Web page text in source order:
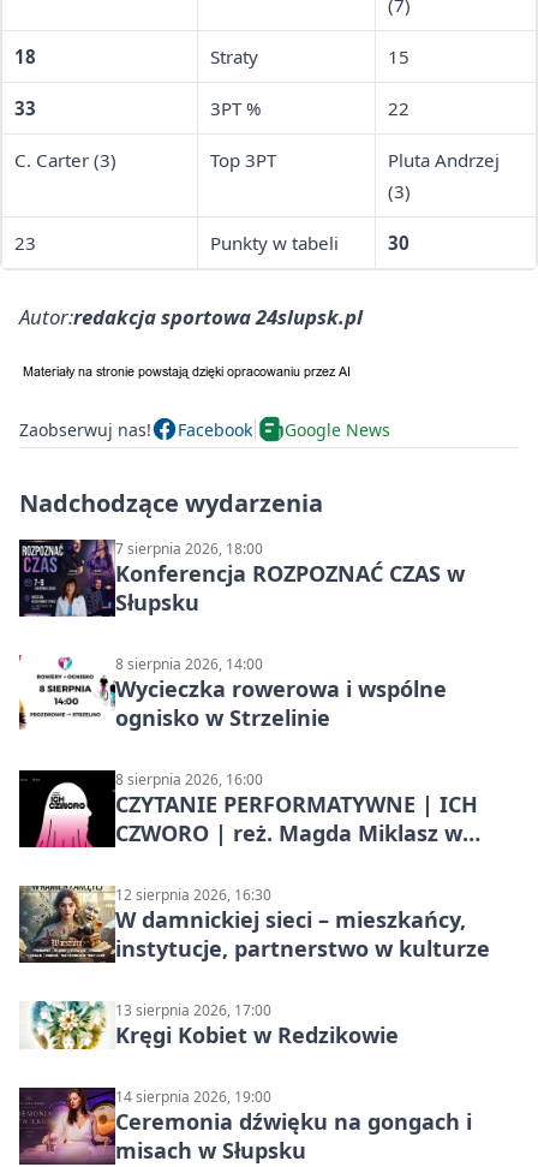
(7)
18 Straty 15
33 3PT % 22
C. Carter (3) Top 3PT
Pluta Andrzej
(3)
23 Punkty w tabeli 30
Autor:redakcja sportowa 24slupsk.pl
Zaobserwuj nas! Facebook Google News
Nadchodzące wydarzenia
7 sierpnia 2026, 18:00
Konferencja ROZPOZNAĆ CZAS w
Słupsku
8 sierpnia 2026, 14:00
Wycieczka rowerowa i wspólne
ognisko w Strzelinie
8 sierpnia 2026, 16:00
CZYTANIE PERFORMATYWNE | ICH
CZWORO | reż. Magda Miklasz w
12 sierpnia 2026, 16:30
W damnickiej sieci – mieszkańcy,
instytucje, partnerstwo w kulturze
13 sierpnia 2026, 17:00
Kręgi Kobiet w Redzikowie
14 sierpnia 2026, 19:00
Ceremonia dźwięku na gongach i
misach w Słupsku